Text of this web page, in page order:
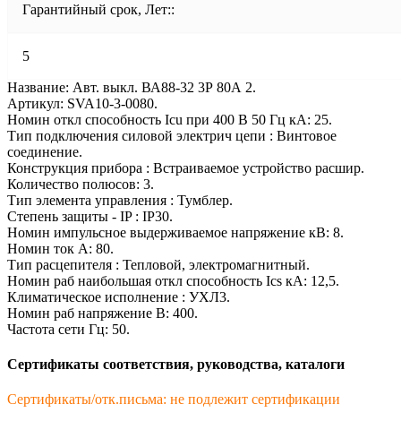
Гарантийный срок, Лет::
5
Название: Авт. выкл. ВА88-32 3Р 80А 2.
Артикул: SVA10-3-0080.
Номин откл способность Icu при 400 В 50 Гц кА: 25.
Тип подключения силовой электрич цепи : Винтовое
соединение.
Конструкция прибора : Встраиваемое устройство расшир.
Количество полюсов: 3.
Тип элемента управления : Тумблер.
Степень защиты - IP : IP30.
Номин импульсное выдерживаемое напряжение кВ: 8.
Номин ток А: 80.
Тип расцепителя : Тепловой, электромагнитный.
Номин раб наибольшая откл способность Ics кА: 12,5.
Климатическое исполнение : УХЛ3.
Номин раб напряжение В: 400.
Частота сети Гц: 50.
Сертификаты соответствия, руководства, каталоги
Сертификаты/отк.письма: не подлежит сертификации